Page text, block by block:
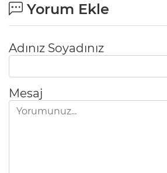
Yorum Ekle
Adınız Soyadınız
Mesaj